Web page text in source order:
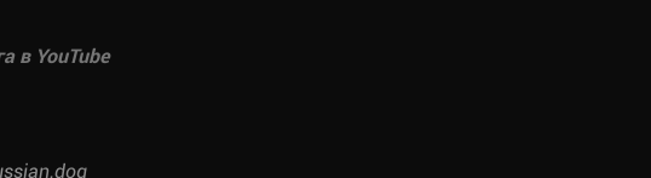
в YouTube